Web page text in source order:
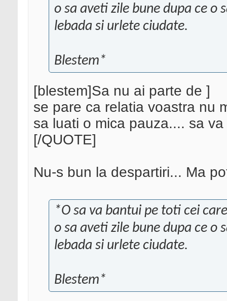
o sa aveti zile bune dupa ce o
lebada si urlete ciudate.
Blestem*
[blestem]Sa nu ai parte de ]
se pare ca relatia voastra nu
sa luati o mica pauza.... sa
[/QUOTE]
Nu-s bun la despartiri... Ma
*O sa va bantui pe toti cei
o sa aveti zile bune dupa ce o
lebada si urlete ciudate.
Blestem*